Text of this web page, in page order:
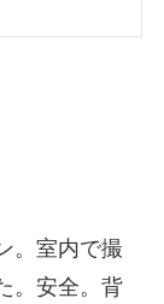
。室内で撮
。安全。背